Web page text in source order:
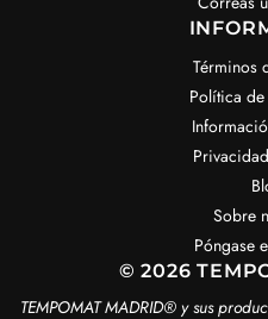
Términos
Política
Sobre
Póngase
© 2026
TEMPOMAT MADRID®️ y sus